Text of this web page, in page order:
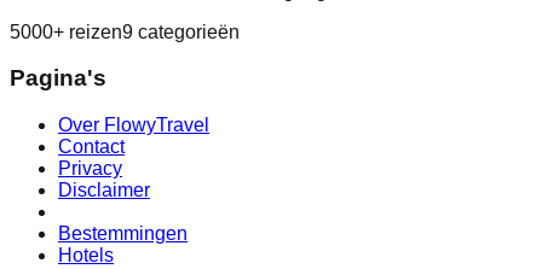
5000+ reizen9 categorieën
Pagina's
Over FlowyTravel
Contact
Privacy
Disclaimer
Bestemmingen
Hotels